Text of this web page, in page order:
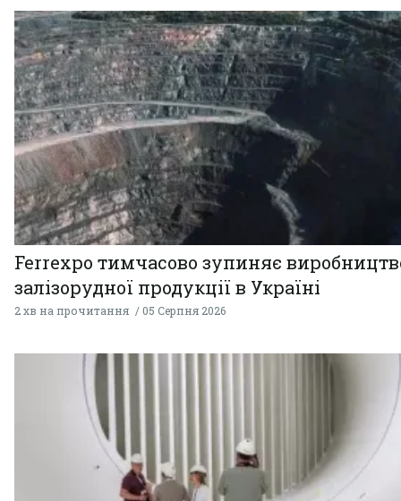
Ferrexpo тимчасово зупиняє
залізорудної продукції в Україні
2 хв на прочитання 05 Серпня 2026